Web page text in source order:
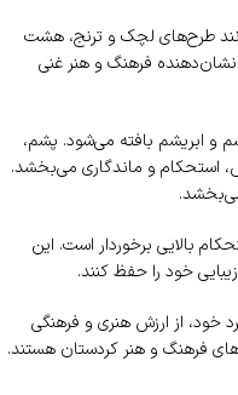
طرح‌های لچک و ترنج، هشت
فرهنگ و هنر غنی
و ابریشم بافته می‌شود. پشم،
استحکام و ماندگاری می‌بخشد.
بالایی برخوردار است. این
خود را حفظ کنند.
خود، از ارزش هنری و فرهنگی
فرهنگ و هنر کردستان هستند.